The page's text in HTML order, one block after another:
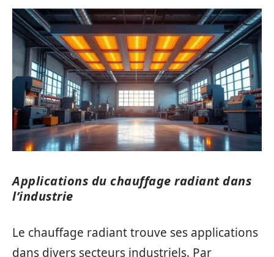
Applications du chauffage radiant dans
l’industrie
Le chauffage radiant trouve ses applications
dans divers secteurs industriels. Par